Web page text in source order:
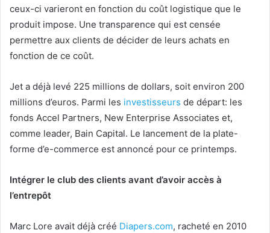
ceux-ci varieront en fonction du coût logistique que le
produit impose. Une transparence qui est censée
permettre aux clients de décider de leurs achats en
fonction de ce coût.
Jet a déjà levé 225 millions de dollars, soit environ 200
millions d’euros. Parmi les investisseurs de départ: les
fonds Accel Partners, New Enterprise Associates et,
comme leader, Bain Capital. Le lancement de la plate-
forme d’e-commerce est annoncé pour ce printemps.
Intégrer le club des clients avant d’avoir accès à
l’entrepôt
Marc Lore avait déjà créé Diapers.com, racheté en 2010